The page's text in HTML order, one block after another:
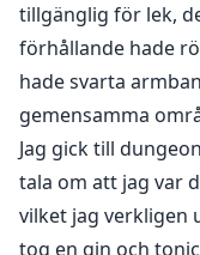
vad i hela friden
mot gruppen när
När han talade var
rösten. Så snart
introducerade oss,
Sir?.........
tillgänglig för lek,
förhållande hade
hade svarta
gemensamma
Jag gick till
tala om att jag var
vilket jag verkligen
tog en gin och